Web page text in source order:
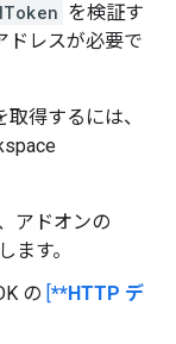
を検証す
ドレスが必要で
得するには、
アドオンの
ます。
の [**HTTP デ